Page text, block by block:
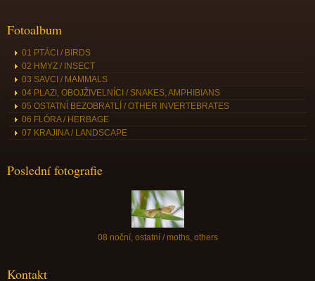
Fotoalbum
01 PTÁCI / BIRDS
02 HMYZ / INSECT
03 SAVCI / MAMMALS
04 PLAZI, OBOJŽIVELNÍCI / SNAKES, AMPHIBIANS
05 OSTATNÍ BEZOBRATLÍ / OTHER INVERTEBRATES
06 FLÓRA / HERBAGE
07 KRAJINA / LANDSCAPE
Poslední fotografie
08 noční, ostatní / moths, others
Kontakt